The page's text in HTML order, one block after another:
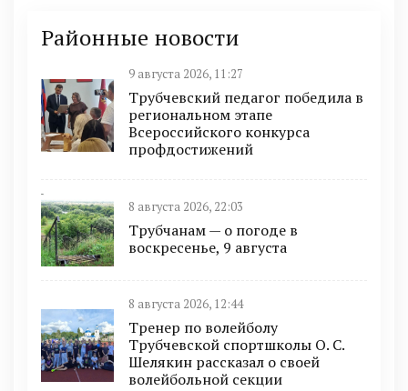
Районные новости
9 августа 2026, 11:27
Трубчевский педагог победила в
региональном этапе
Всероссийского конкурса
профдостижений
8 августа 2026, 22:03
Трубчанам — о погоде в
воскресенье, 9 августа
8 августа 2026, 12:44
Тренер по волейболу
Трубчевской спортшколы О. С.
Шелякин рассказал о своей
волейбольной секции